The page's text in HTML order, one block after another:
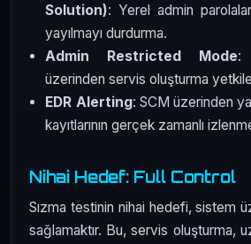
Solution): Yerel admin
yayılmayı durdurma.
Admin Restricted Mode:
üzerinden servis oluşturma
EDR Alerting: SCM üzerinden
kayıtlarının gerçek zamanlı
Nihai Hedef: Full Control
Sızma testinin nihai hedefi, sistem
sağlamaktır. Bu, servis oluşturma,